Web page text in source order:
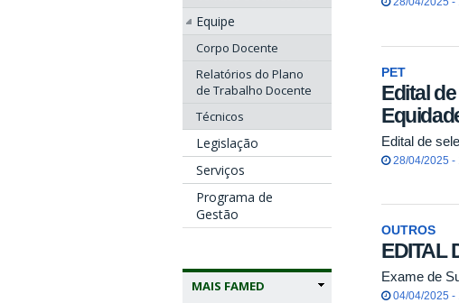
Equipe
Corpo Docente
Relatórios do Plano
de Trabalho Docente
Técnicos
Legislação
Serviços
Programa de
Gestão
MAIS FAMED
PET
Edital
Edital de
28/04/2025 -
OUTROS
EDITAL
Exame de
04/04/2025 -